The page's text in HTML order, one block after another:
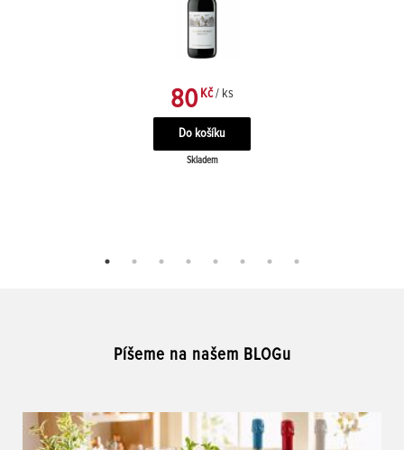
80Kč / ks
Skladem
Píšeme na našem BLOGu